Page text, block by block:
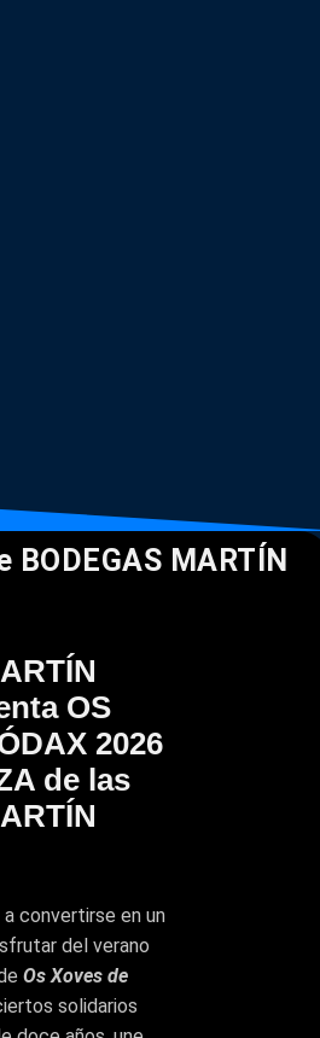
BODEGAS MARTÍN
OS
2026
de las
convertirse en un
del verano
Os Xoves de
solidarios